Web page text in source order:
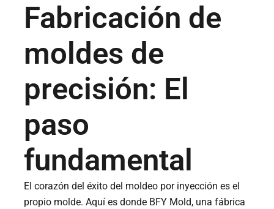
Fabricación de
moldes de
precisión: El
paso
fundamental
El corazón del éxito del moldeo por inyección es el
propio molde. Aquí es donde BFY Mold, una fábrica